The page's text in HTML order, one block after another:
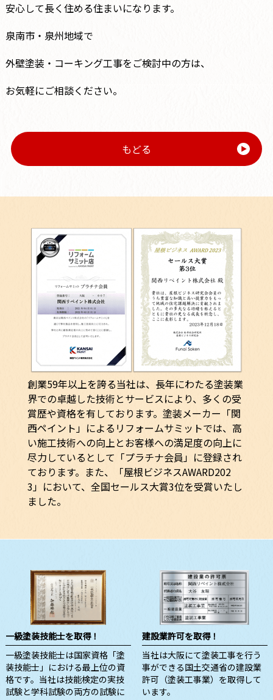
安心して長く住める住まいになります。
泉南市・泉州地域で
外壁塗装・コーキング工事をご検討中の方は、
お気軽にご相談ください。
もどる
創業59年以上を誇る当社は、長年にわたる塗装業
界での卓越した技術とサービスにより、多くの受
賞歴や資格を有しております。塗装メーカー「関
西ペイント」によるリフォームサミットでは、高
い施工技術への向上とお客様への満足度の向上に
尽力しているとして「プラチナ会員」に登録され
ております。また、「屋根ビジネスAWARD202
3」において、全国セールス大賞3位を受賞いたし
ました。
一級塗装技能士を取得！
一級塗装技能士は国家資格「塗
装技能士」における最上位の資
格です。当社は技能検定の実技
試験と学科試験の両方の試験に
建設業許可を取得！
当社は大阪にて塗装工事を行う
事ができる国土交通省の建設業
許可（塗装工事業）を取得して
います。